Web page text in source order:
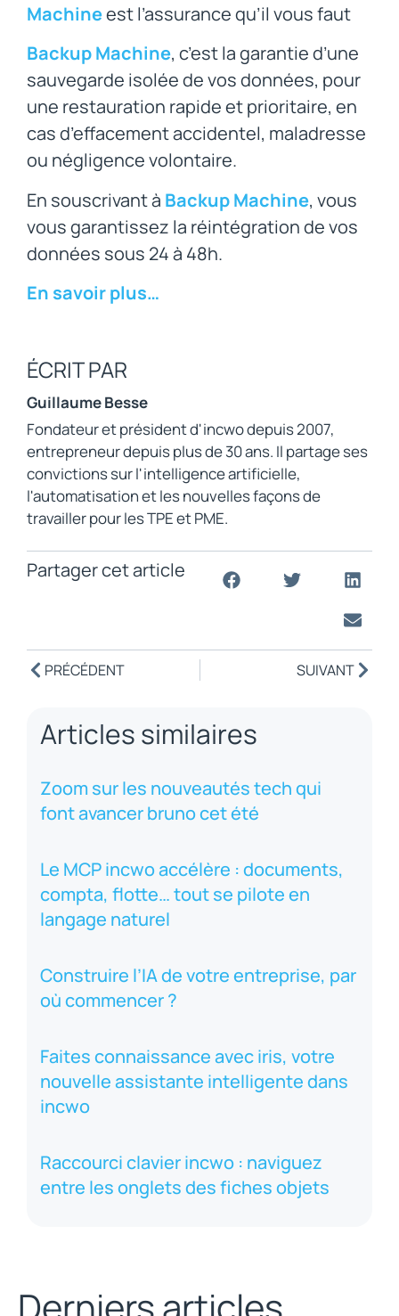
Articles similaires
Zoom sur les nouveautés tech qui
font avancer bruno cet été
Le MCP incwo accélère : documents,
compta, flotte… tout se pilote en
langage naturel
Construire l’IA de votre entreprise, par
où commencer ?
Faites connaissance avec iris, votre
nouvelle assistante intelligente dans
incwo
Raccourci clavier incwo : naviguez
entre les onglets des fiches objets
Machineest l’assurance qu’il vous faut
Backup Machine, c’est la garantie d’une
sauvegarde isolée de vos données, pour
une restauration rapide et prioritaire, en
cas d’effacement accidentel, maladresse
ou négligence volontaire.
En souscrivant à Backup Machine, vous
vous garantissez la réintégration de vos
données sous 24 à 48h.
En savoir plus…
ÉCRIT PAR
Guillaume Besse
Fondateur et président d'incwo depuis 2007,
entrepreneur depuis plus de 30 ans. Il partage ses
convictions sur l'intelligence artificielle,
l'automatisation et les nouvelles façons de
travailler pour les TPE et PME.
Partager cet article
PRÉCÉDENT SUIVANT